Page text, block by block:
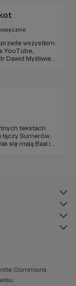
wszystkim
YouTube,
Dawid Myśliwiec.
tekstach
Sumerów,
się mają Baal i
Commons